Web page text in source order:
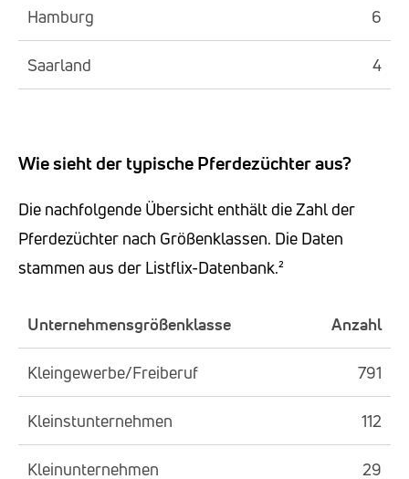
Hamburg 6
Saarland 4
Wie sieht der typische Pferdezüchter aus?
Die nachfolgende Übersicht enthält die Zahl der
Pferdezüchter nach Größenklassen. Die Daten
stammen aus der Listflix-Datenbank.²
Unternehmensgrößenklasse Anzahl
Kleingewerbe/Freiberuf 791
Kleinstunternehmen 112
Kleinunternehmen 29